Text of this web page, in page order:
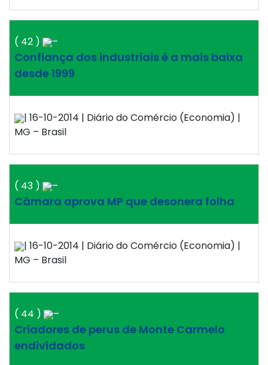
( 42 ) –
Confiança dos industriais é a mais baixa
desde 1999
| 16-10-2014 | Diário do Comércio (Economia) |
MG – Brasil
( 43 ) –
Câmara aprova MP que desonera folha
| 16-10-2014 | Diário do Comércio (Economia) |
MG – Brasil
( 44 ) –
Criadores de perus de Monte Carmelo
endividados